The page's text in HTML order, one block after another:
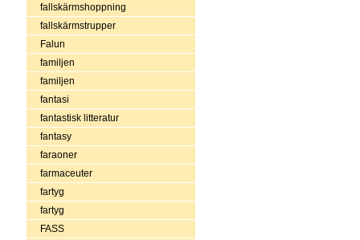
fallskärmshoppning
fallskärmstrupper
Falun
familjen
familjen
fantasi
fantastisk litteratur
fantasy
faraoner
farmaceuter
fartyg
fartyg
FASS